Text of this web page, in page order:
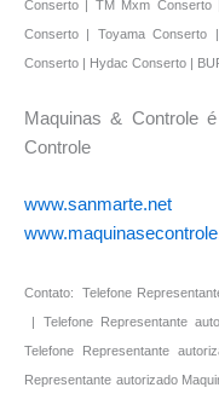
Maquinas & Controle
Controle
www.sanmarte.net
Contato: Telefone
| Telefone Representante
Telefone Representante
Representante autorizado